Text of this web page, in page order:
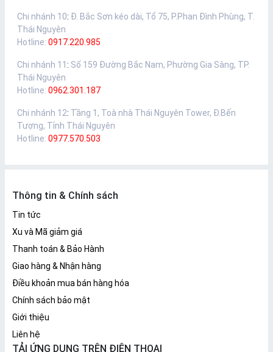
Chi nhánh 10: Đ. Bắc Sơn kéo dài, Tổ 75, P.Phan Đình Phùng, T.
Thái Nguyên
Hotline: 0917.220.985
Chi nhánh 11 : Số 159 Đường Bắc Nam, Phường Gia Sàng, TP.
Thái Nguyên
Hotline: 0962.301.187
Chi nhánh 12: Tầng 1, Toà nhà Thái Nguyên Tower, Đ.Bến
Tượng, Tỉnh Thái Nguyên
Hotline: 0977.570.503
Thông tin & Chính sách
Tin tức
Xu và Mã giảm giá
Thanh toán & Bảo Hành
Giao hàng & Nhận hàng
Điều khoản mua bán hàng hóa
Chính sách bảo mật
Giới thiệu
Liên hệ
TẢI ỨNG DỤNG TRÊN ĐIỆN THOẠI